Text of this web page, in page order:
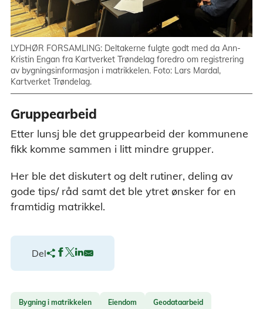
LYDHØR FORSAMLING: Deltakerne fulgte godt med da Ann-
Kristin Engan fra Kartverket Trøndelag foredro om registrering
av bygningsinformasjon i matrikkelen. Foto: Lars Mardal,
Kartverket Trøndelag.
Gruppearbeid
Etter lunsj ble det gruppearbeid der kommunene
fikk komme sammen i litt mindre grupper.
Her ble det diskutert og delt rutiner, deling av
gode tips/ råd samt det ble ytret ønsker for en
framtidig matrikkel.
Del
Bygning i matrikkelen Eiendom Geodataarbeid